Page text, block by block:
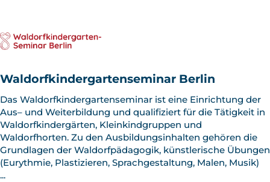
Waldorfkindergartenseminar Berlin
Das Waldorfkindergartenseminar ist eine Einrichtung der
Aus– und Weiterbildung und qualifiziert für die Tätigkeit in
Waldorfkindergärten, Kleinkindgruppen und
Waldorfhorten. Zu den Ausbildungsinhalten gehören die
Grundlagen der Waldorfpädagogik, künstlerische Übungen
(Eurythmie, Plastizieren, Sprach­gestaltung, Malen, Musik)
...